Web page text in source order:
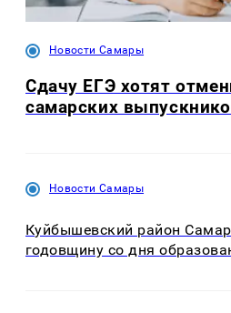
Новости Самары
Сдачу ЕГЭ хотят
самарских
Новости Самары
Куйбышевский район
годовщину со дня